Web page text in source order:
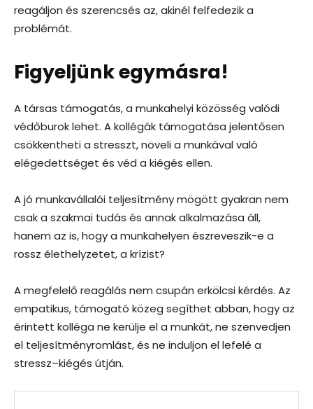
reagáljon és szerencsés az, akinél felfedezik a
problémát.
Figyeljünk egymásra!
A társas támogatás, a munkahelyi közösség valódi
védőburok lehet. A kollégák támogatása jelentősen
csökkentheti a stresszt, növeli a munkával való
elégedettséget és véd a kiégés ellen.
A jó munkavállalói teljesítmény mögött gyakran nem
csak a szakmai tudás és annak alkalmazása áll,
hanem az is, hogy a munkahelyen észreveszik-e a
rossz élethelyzetet, a krízist?
A megfelelő reagálás nem csupán erkölcsi kérdés. Az
empatikus, támogató közeg segíthet abban, hogy az
érintett kolléga ne kerülje el a munkát, ne szenvedjen
el teljesítményromlást, és ne induljon el lefelé a
stressz–kiégés útján.